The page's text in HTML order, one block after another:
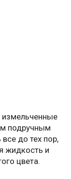
подручным
до тех пор,
жидкость и
цвета.